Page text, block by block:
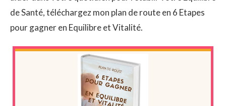
de Santé, téléchargez mon plan de route en 6 Etapes
pour gagner en Equilibre et Vitalité.